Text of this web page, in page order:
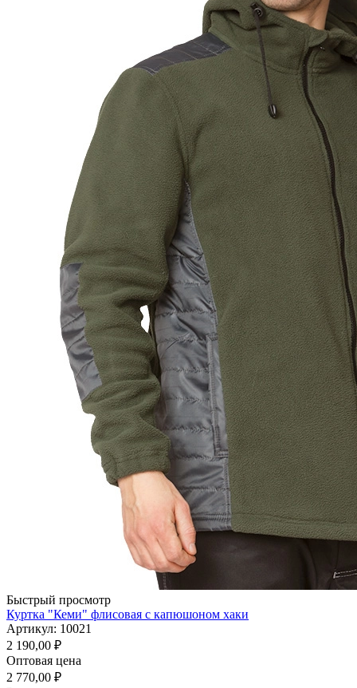
Быстрый просмотр
Куртка "Кеми" флисовая с капюшоном хаки
Артикул: 10021
2 190,00 ₽
Оптовая цена
2 770,00 ₽